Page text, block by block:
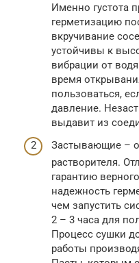
Именно густота
герметизацию
вкручивание
устойчивы к
вибрации от
время
пользоваться,
давление.
выдавит из
Застывающие –
растворителя.
гарантию
надежность
чем запустить
2 – 3 часа для
Процесс сушки
работы